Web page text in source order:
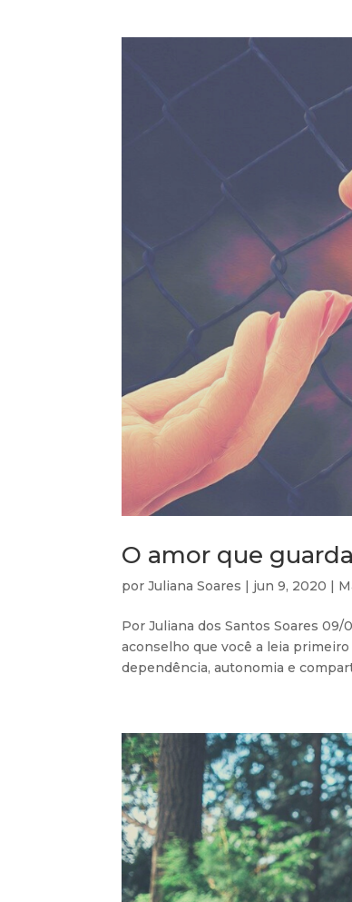
O amor que
porJuliana Soares jun 9, 2020
Por Juliana dos Santos Soares
aconselho que você a leia
dependência, autonomia e